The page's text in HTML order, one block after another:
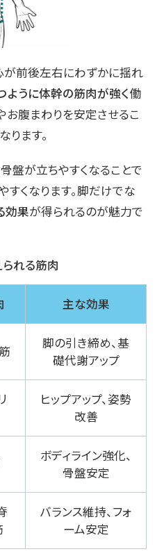
が前後左右にわずかに揺れ
ように体幹の筋肉が強く働
お腹まわりを安定させるこ
ります。
盤が立ちやすくなることで
すくなります。脚だけでな
効果が得られるのが魅力で
られる筋肉
主な効果
脚の引き締め、基
礎代謝アップ
ヒップアップ、姿勢
改善
ボディライン強化、
骨盤安定
バランス維持、フォ
ーム安定